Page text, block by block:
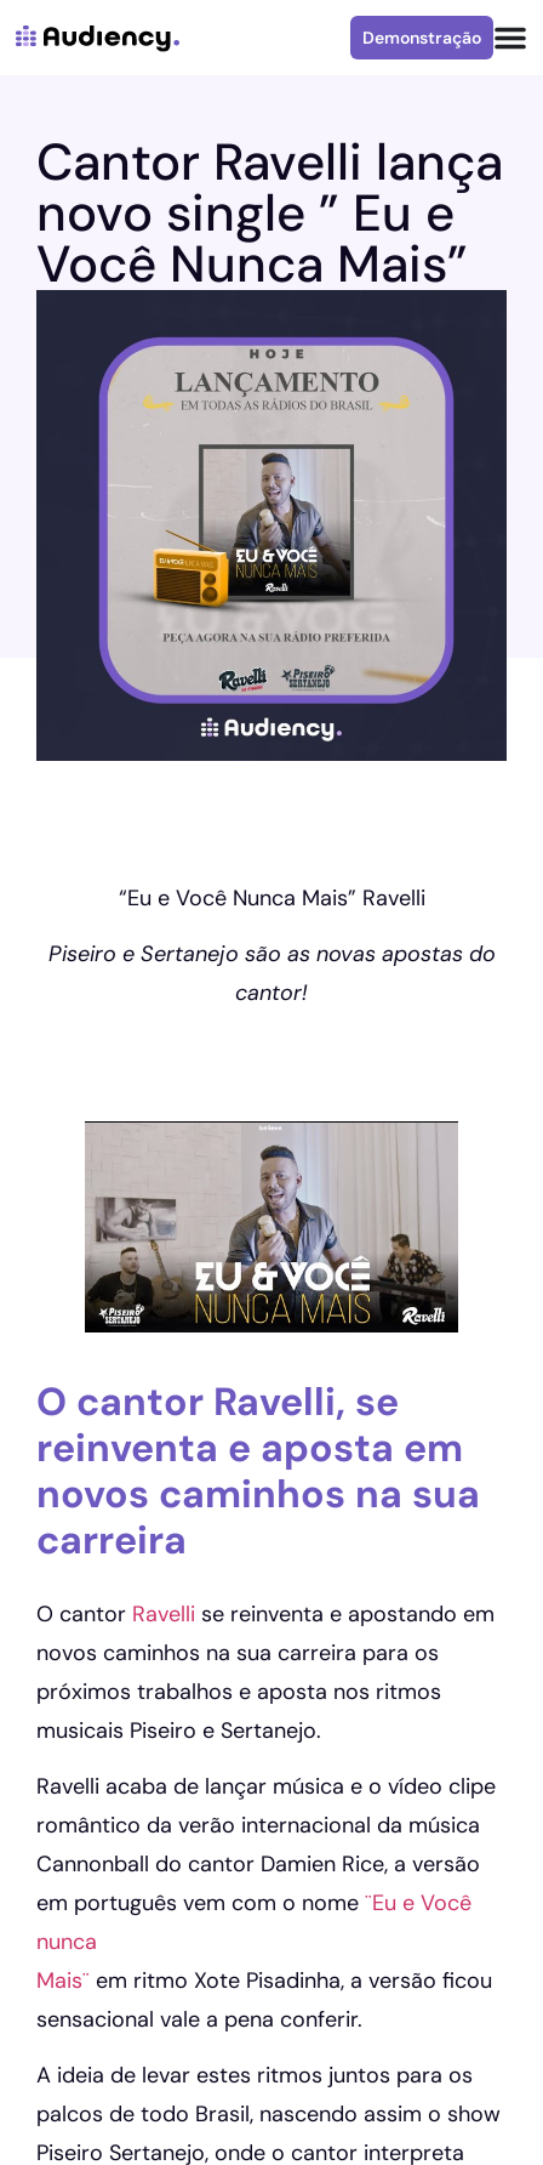
Demonstração
Cantor Ravelli lança
novo single ” Eu e
Você Nunca Mais”
“Eu e Você Nunca Mais” Ravelli
Piseiro e Sertanejo são as novas apostas do
cantor!
O cantor Ravelli, se
reinventa e aposta em
novos caminhos na sua
carreira
O cantor Ravelli se reinventa e apostando em
novos caminhos na sua carreira para os
próximos trabalhos e aposta nos ritmos
musicais Piseiro e Sertanejo.
Ravelli acaba de lançar música e o vídeo clipe
romântico da verão internacional da música
Cannonball do cantor Damien Rice, a versão
em português vem com o nome ¨Eu e Você
nunca
Mais¨ em ritmo Xote Pisadinha, a versão ficou
sensacional vale a pena conferir.
A ideia de levar estes ritmos juntos para os
palcos de todo Brasil, nascendo assim o show
Piseiro Sertanejo, onde o cantor interpreta